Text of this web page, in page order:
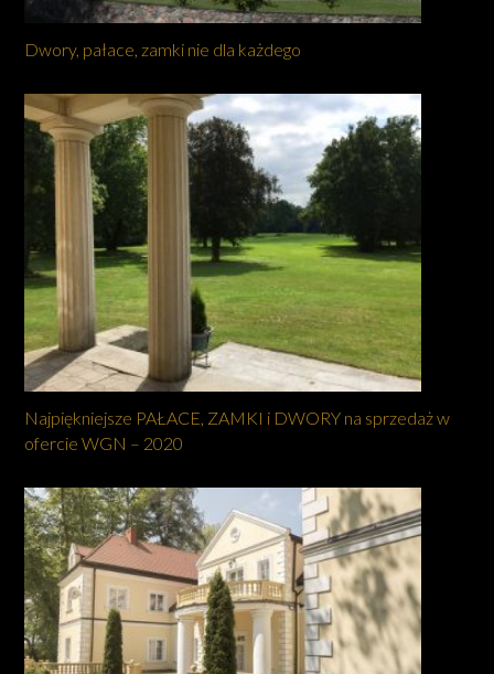
Dwory, pałace, zamki nie dla każdego
Najpiękniejsze PAŁACE, ZAMKI i DWORY na sprzedaż w
ofercie WGN – 2020